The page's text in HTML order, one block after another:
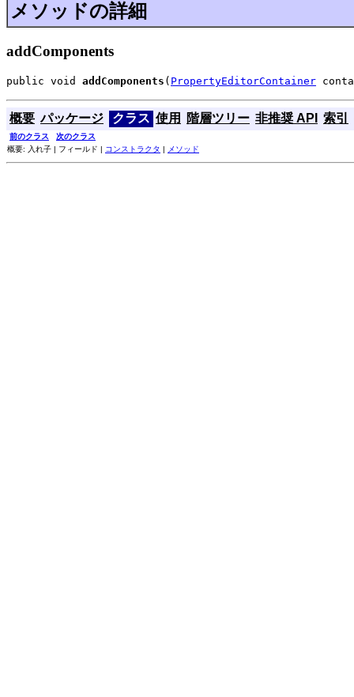
メソッドの詳細
addComponents
public void addComponents ( PropertyEditorContainer
概要 パッケージ クラス 使用 階層ツリー 非推奨 API 索引
前のクラス
次のクラス
概要: 入れ子 | フィールド | コンストラクタ | メソッド